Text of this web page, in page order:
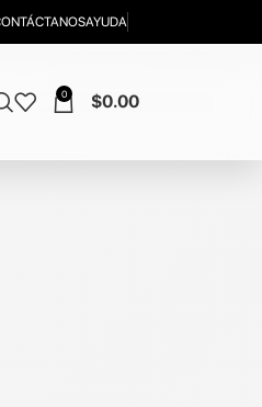
AYUDA
0 $0.00